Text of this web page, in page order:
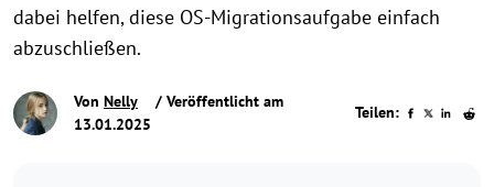
dabei helfen, diese OS-Migrationsaufgabe einfach
abzuschließen.
Von Nelly
/ Veröffentlicht am
13.01.2025
Teilen: